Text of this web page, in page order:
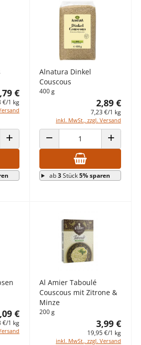
€
€/1 kg
ANZAHL ERHÖHEN
Alnatura Dinkel
Couscous
400 g
2,89 €
7,23 €/1 kg
inkl. MwSt., zzgl. Versand
ANZAHL VERRINGERN ANZAHL
ab3Stück5% sparen
€
€/1 kg
Al Amier Taboulé
Couscous mit Zitrone &
Minze
200 g
3,99 €
19,95 €/1 kg
inkl. MwSt., zzgl. Versand